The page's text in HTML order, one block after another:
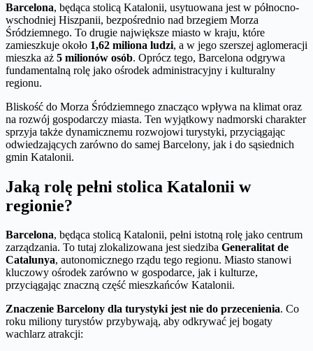
Barcelona, będąca stolicą Katalonii, usytuowana jest w północno-
wschodniej Hiszpanii, bezpośrednio nad brzegiem Morza
Śródziemnego. To drugie największe miasto w kraju, które
zamieszkuje około 1,62 miliona ludzi, a w jego szerszej aglomeracji
mieszka aż 5 milionów osób. Oprócz tego, Barcelona odgrywa
fundamentalną rolę jako ośrodek administracyjny i kulturalny
regionu.
Bliskość do Morza Śródziemnego znacząco wpływa na klimat oraz
na rozwój gospodarczy miasta. Ten wyjątkowy nadmorski charakter
sprzyja także dynamicznemu rozwojowi turystyki, przyciągając
odwiedzających zarówno do samej Barcelony, jak i do sąsiednich
gmin Katalonii.
Jaką rolę pełni stolica Katalonii w
regionie?
Barcelona, będąca stolicą Katalonii, pełni istotną rolę jako centrum
zarządzania. To tutaj zlokalizowana jest siedziba Generalitat de
Catalunya, autonomicznego rządu tego regionu. Miasto stanowi
kluczowy ośrodek zarówno w gospodarce, jak i kulturze,
przyciągając znaczną część mieszkańców Katalonii.
Znaczenie Barcelony dla turystyki jest nie do przecenienia. Co
roku miliony turystów przybywają, aby odkrywać jej bogaty
wachlarz atrakcji: